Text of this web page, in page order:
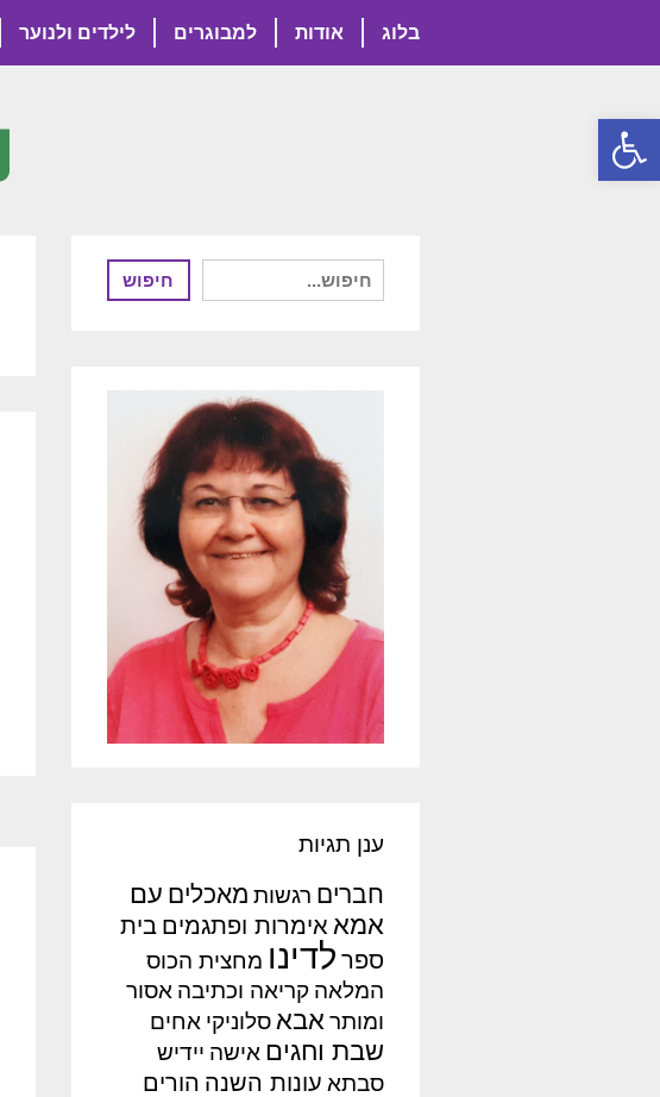
פתח סרגל נגישות
בלוג אודות למבוגרים לילדים ולנוער
חיפוש
עבור:
חיפוש
ענן תגיות
חברים רגשות מאכלים עם
אמא אימרות ופתגמים בית
ספר לדינו מחצית הכוס
המלאה קריאה וכתיבה אסור
ומותר אבא סלוניקי אחים
שבת וחגים אישה יידיש
סבתא עונות השנה הורים